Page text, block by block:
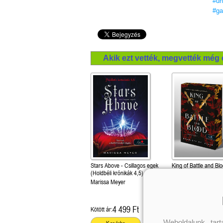
Akik ezt vették, megvették még
Stars Above - Csillagos egek
(Holdbéli krónikák 4,5)
Marissa Meyer
Kötött ár:4 499 Ft
King of Battle and